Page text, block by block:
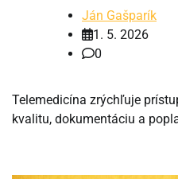
Ján Gašparík
1. 5. 2026
0
Telemedicína zrýchľuje
kvalitu, dokumentáciu a